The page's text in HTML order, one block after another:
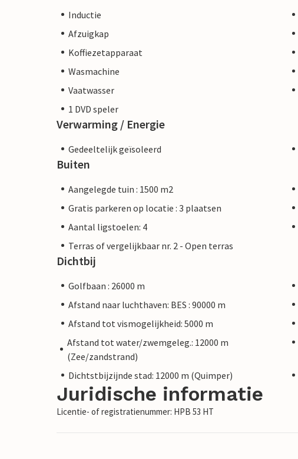
Inductie
Afzuigkap
Koffiezetapparaat
Wasmachine
Vaatwasser
1 DVD speler
Verwarming / Energie
Gedeeltelijk geïsoleerd
Buiten
Aangelegde tuin : 1500 m2
Gratis parkeren op locatie : 3 plaatsen
Aantal ligstoelen: 4
Terras of vergelijkbaar nr. 2 - Open terras
Dichtbij
Golfbaan : 26000 m
Afstand naar luchthaven: BES : 90000 m
Afstand tot vismogelijkheid: 5000 m
Afstand tot water/zwemgeleg.: 12000 m
(Zee/zandstrand)
Dichtstbijzijnde stad: 12000 m (Quimper)
Juridische informatie
Licentie- of registratienummer: HPB 53 HT